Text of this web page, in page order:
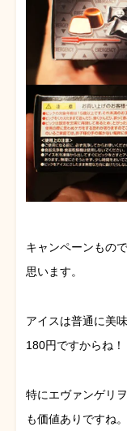
キャンペーンもの
思います。
アイスは普通に美
180円ですからね！
特にエヴァンゲリ
も価値ありですね。